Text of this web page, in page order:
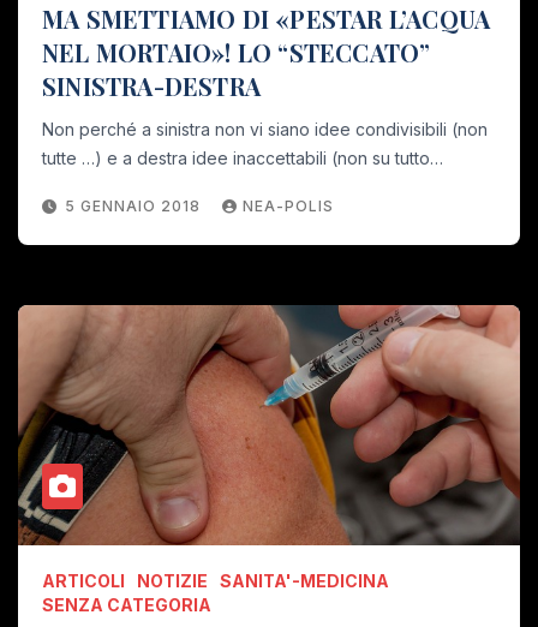
MA SMETTIAMO DI «PESTAR L’ACQUA
NEL MORTAIO»! LO “STECCATO”
SINISTRA-DESTRA
Non perché a sinistra non vi siano idee condivisibili (non
tutte …) e a destra idee inaccettabili (non su tutto…
5 GENNAIO 2018 NEA-POLIS
ARTICOLI NOTIZIE
SANITA'-MEDICINA
SENZA CATEGORIA